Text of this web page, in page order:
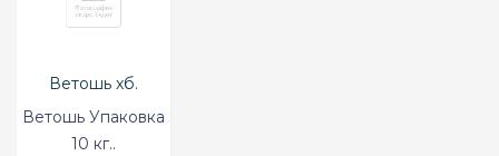
Ветошь хб.
ЛЮКС
Ветошь Упаковка
10 кг..